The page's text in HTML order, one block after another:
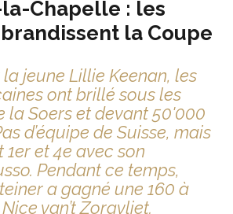
la-Chapelle : les
la Coupe
jeune Lillie Keenan, les
ont brillé sous les
la Soers et devant 50'000
d’équipe de Suisse, mais
1er et 4e avec son
Pendant ce temps,
a gagné une 160 à
van’t Zorgvliet.